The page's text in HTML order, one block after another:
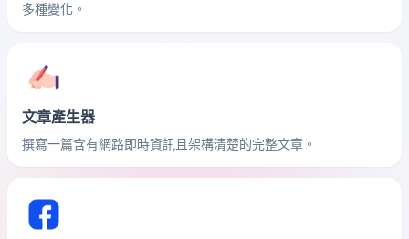
多種變化。
文章產生器
撰寫一篇含有網路即時資訊且架構清楚的完整文章。